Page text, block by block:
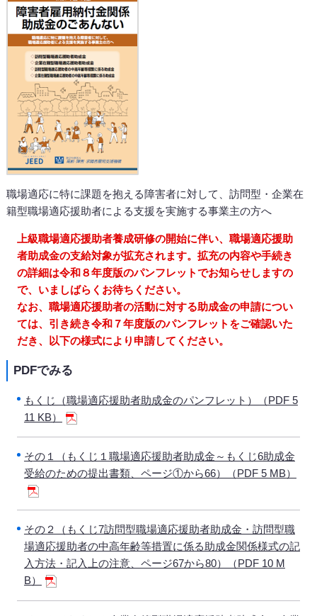
職場適応に特に課題を抱える障害者に対して、訪問型・企業在
籍型職場適応援助者による支援を実施する事業主の方へ
上級職場適応援助者養成研修の開始に伴い、職場適応援助
者助成金の支給対象が拡充されます。拡充の内容や手続き
の詳細は令和８年度版のパンフレットでお知らせしますの
で、いましばらくお待ちください。
なお、職場適応援助者の活動に対する助成金の申請につい
ては、引き続き令和７年度版のパンフレットをご確認いた
だき、以下の様式により申請してください。
PDFでみる
もくじ（職場適応援助者助成金のパンフレット）（PDF 5
11 KB）
その１（もくじ１職場適応援助者助成金～もくじ6助成金
受給のための提出書類、ページ①から66）（PDF 5 MB）
その２（もくじ7訪問型職場適応援助者助成金・訪問型職
場適応援助者の中高年齢等措置に係る助成金関係様式の記
入方法・記入上の注意、ページ67から80）（PDF 10 M
B）